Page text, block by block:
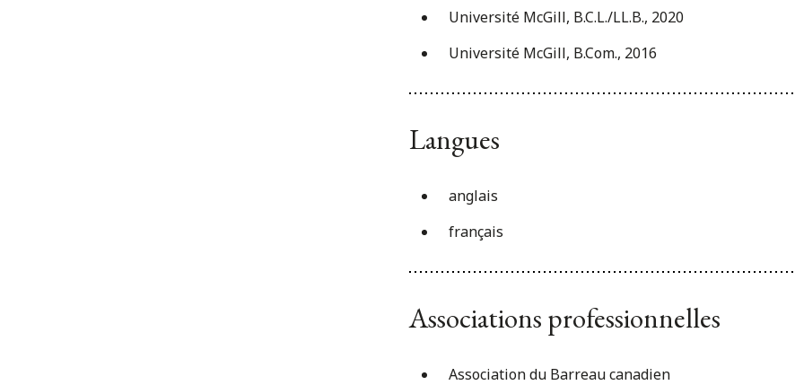
Université McGill, B.C.L./LL.B., 2020
Université McGill, B.Com., 2016
Langues
anglais
français
Associations professionnelles
Association du Barreau canadien